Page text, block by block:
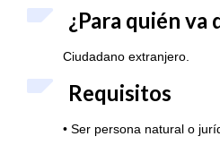
¿Para quién va
Ciudadano extranjero.
Requisitos
• Ser persona natural o